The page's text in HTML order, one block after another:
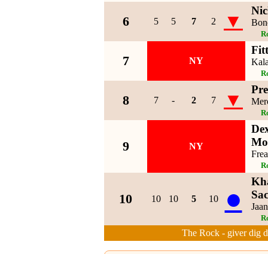
6 5 5 7 2 ▼
7 NY
8 7 - 2 7 ▼
9 NY
10 10 10 5 10 ●
The Rock - giver dig